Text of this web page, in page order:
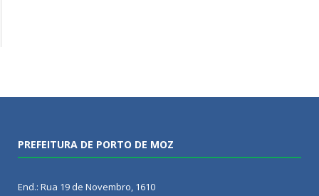
PREFEITURA DE PORTO DE MOZ
End.: Rua 19 de Novembro, 1610